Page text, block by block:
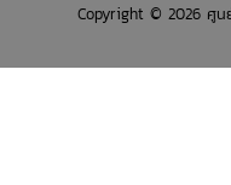
Copyright © 2026 ศูน